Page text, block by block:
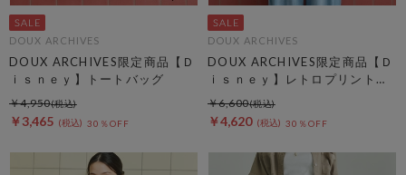
DOUX ARCHIVES
DOUX ARCHIVES限定商品【Ｄ
ｉｓｎｅｙ】トートバッグ
￥3,465 30％OFF
￥4,950
DOUX ARCHIVES
DOUX ARCHIVES限定商品【Ｄ
ｉｓｎｅｙ】レトロプリントＴ
ｅｅ
￥4,620 30％OFF
￥6,600